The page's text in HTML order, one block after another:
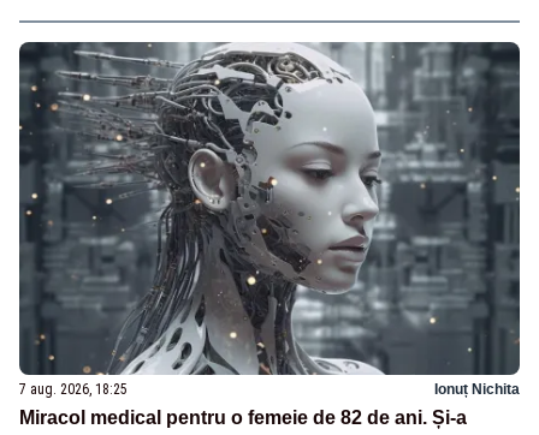
7 aug. 2026, 18:25 Ionuț Nichita
Miracol medical pentru o femeie de 82 de ani. Și-a